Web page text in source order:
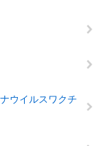
ウイルスワクチ